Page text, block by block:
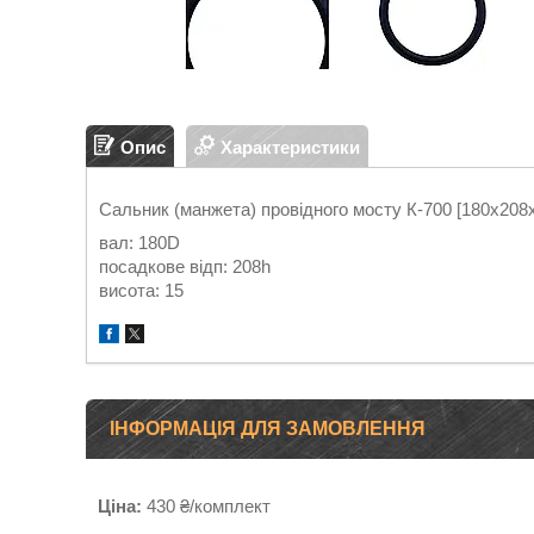
Опис Характеристики
Сальник (манжета) провідного мосту К-700
вал: 180D
посадкове відп: 208h
висота: 15
ІНФОРМАЦІЯ ДЛЯ ЗАМОВЛЕННЯ
Ціна: 430 ₴/комплект